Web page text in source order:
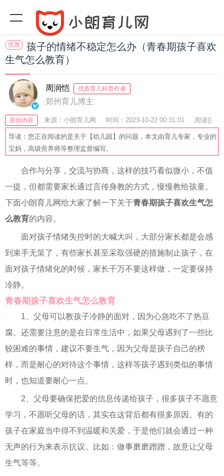
优质
孩子的情绪不稳定怎么办（青春期孩子喜欢
生气怎么教育）
周润恺 优质育儿科普作者
郑州育儿博主
原创内容 来源：小朗育儿网 时间：2023-10-22 00:31:01 阅读()
收藏：40 分享：54 爆
导读：您正在阅读的是关于【幼儿园】的问题，本文由育儿专家，专业的
宝妈，高级营养师等整理监督编写。
合作与分享，交流与协商，这样的技巧看似微小，不值
一提，但都需要家长通过言传身教的方式，慢慢教给孩童。
下面小朗育儿网给大家了解一下关于青春期孩子喜欢生气怎
么教育的内容。
面对孩子情绪失控时的大喊大叫，大部分家长都是会感
到束手无策了，有些家长甚至采取强硬的措施制止孩子，在
面对孩子情绪化的时候，家长千万不要这样做，一定要保持
冷静。
青春期孩子喜欢生气怎么教育
1、父母可以教孩子冷静的面对，因为心急吃不了热豆
腐。还需要注意的是在日常生活中，如果父母遇到了一些比
较困难的事情，建议不要生气，因为父母是孩子自己的榜
样，而是耐心的对待这个事情，这样等孩子遇到类似的事情
时，也知道要耐心一点。
2、父母要确保把爱的信息传递给孩子，很多孩子不愿意
学习，不愿听父母的话，其实在这背后都有很多原因。有的
孩子在家庭当中得不到温暖和关爱，于是他们就会通过一种
无声的行为来表示抗议。比如：做事磨磨蹭蹭，故意让父母
生气等等。